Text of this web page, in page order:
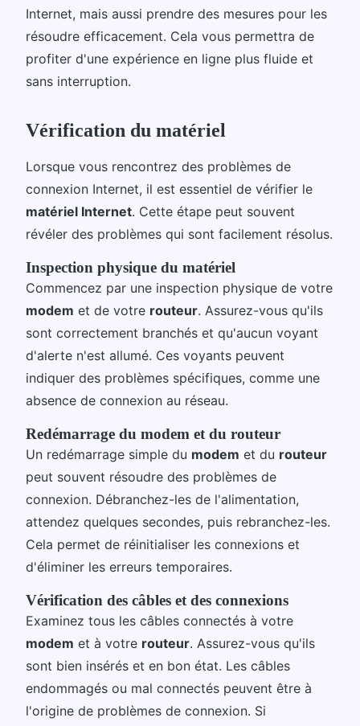
Internet, mais aussi prendre des mesures pour les
résoudre efficacement. Cela vous permettra de
profiter d'une expérience en ligne plus fluide et
sans interruption.
Vérification du matériel
Lorsque vous rencontrez des problèmes de
connexion Internet, il est essentiel de vérifier le
matériel Internet. Cette étape peut souvent
révéler des problèmes qui sont facilement résolus.
Inspection physique du matériel
Commencez par une inspection physique de votre
modem et de votre routeur. Assurez-vous qu'ils
sont correctement branchés et qu'aucun voyant
d'alerte n'est allumé. Ces voyants peuvent
indiquer des problèmes spécifiques, comme une
absence de connexion au réseau.
Redémarrage du modem et du routeur
Un redémarrage simple du modem et du routeur
peut souvent résoudre des problèmes de
connexion. Débranchez-les de l'alimentation,
attendez quelques secondes, puis rebranchez-les.
Cela permet de réinitialiser les connexions et
d'éliminer les erreurs temporaires.
Vérification des câbles et des connexions
Examinez tous les câbles connectés à votre
modem et à votre routeur. Assurez-vous qu'ils
sont bien insérés et en bon état. Les câbles
endommagés ou mal connectés peuvent être à
l'origine de problèmes de connexion. Si